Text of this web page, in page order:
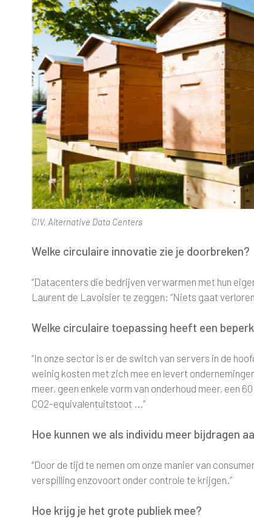
CIV, Alternative Data Centers
Welke circulaire innovatie zie je doorbreken?
“Datacenters die bedrijven verwarmen met hun
Laurent de Lavoisier te zeggen: “Niets gaat
Welke circulaire toepassing heeft een
“In onze sector is er de switch van servers in de
weinig kosten met zich mee en levert
meer, geen enkele vorm van onderhoud meer, een
CO2-equivalentuitstoot ...”
Hoe kunnen we als individu meer bijdragen
“Door de tijd te nemen om onze manier van
verspilling enzovoort onder controle te krijgen.”
Hoe krijg je het grote publiek mee?